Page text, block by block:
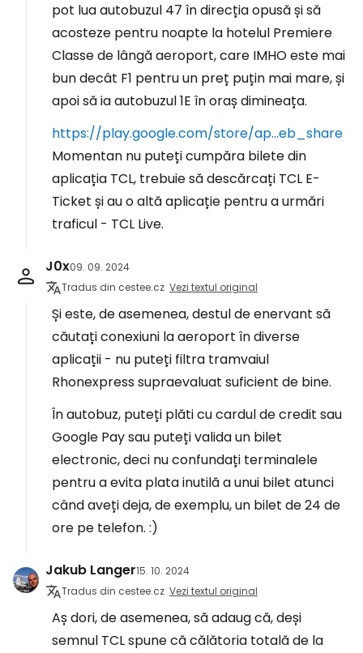
pot lua autobuzul 47 în direcția opusă și să
acosteze pentru noapte la hotelul Premiere
Classe de lângă aeroport, care IMHO este mai
bun decât F1 pentru un preț puțin mai mare, și
apoi să ia autobuzul 1E în oraș dimineața.
https://play.google.com/store/ap...eb_share
Momentan nu puteți cumpăra bilete din
aplicația TCL, trebuie să descărcați TCL E-
Ticket și au o altă aplicație pentru a urmări
traficul - TCL Live.
J0x09. 09. 2024
Tradus din cestee.cz Vezi textul original
Și este, de asemenea, destul de enervant să
căutați conexiuni la aeroport în diverse
aplicații - nu puteți filtra tramvaiul
Rhonexpress supraevaluat suficient de bine.
În autobuz, puteți plăti cu cardul de credit sau
Google Pay sau puteți valida un bilet
electronic, deci nu confundați terminalele
pentru a evita plata inutilă a unui bilet atunci
când aveți deja, de exemplu, un bilet de 24 de
ore pe telefon. :)
Jakub Langer15. 10. 2024
Tradus din cestee.cz Vezi textul original
Aș dori, de asemenea, să adaug că, deși
semnul TCL spune că călătoria totală de la